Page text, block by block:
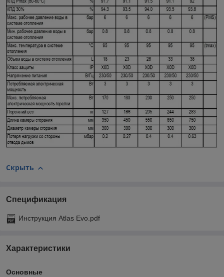
Скрыть
Спецификация
Инструкция Atlas Evo.pdf
Характеристики
Основные